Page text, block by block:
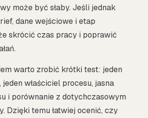
może być słaby. Jeśli jednak
dane wejściowe i etap
skrócić czas pracy i poprawić
warto zrobić krótki test: jeden
jeden właściciel procesu, jasna
i porównanie z dotychczasowym
Dzięki temu łatwiej ocenić, czy